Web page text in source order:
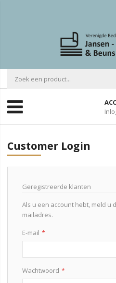
Customer Login
Geregistreerde klanten
Als u een account hebt, meld u
mailadres.
E-mail
Wachtwoord